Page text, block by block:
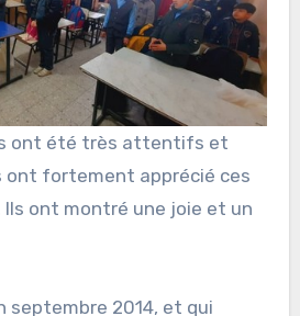
ont été très attentifs et
ont fortement apprécié ces
ont montré une joie et un
septembre 2014, et qui